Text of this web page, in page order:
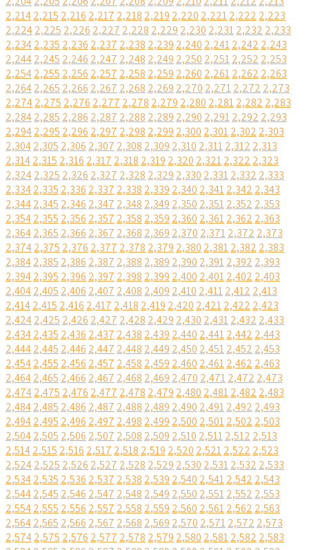
2,2142,215 2,216 2,217 2,218 2,219 2,220 2,2212,222 2,223
2,2242,225 2,226 2,227 2,228 2,229 2,230 2,2312,232 2,233
2,2342,235 2,236 2,237 2,238 2,239 2,240 2,2412,242 2,243
2,2442,245 2,246 2,247 2,248 2,249 2,250 2,2512,252 2,253
2,2542,255 2,256 2,257 2,258 2,259 2,260 2,2612,262 2,263
2,2642,265 2,266 2,267 2,268 2,269 2,270 2,2712,272 2,273
2,2742,275 2,276 2,277 2,278 2,279 2,280 2,2812,282 2,283
2,2842,285 2,286 2,287 2,288 2,289 2,290 2,2912,292 2,293
2,2942,295 2,296 2,297 2,298 2,299 2,300 2,3012,302 2,303
2,3042,305 2,306 2,307 2,308 2,309 2,310 2,3112,312 2,313
2,3142,315 2,316 2,317 2,318 2,319 2,320 2,3212,322 2,323
2,3242,325 2,326 2,327 2,328 2,329 2,330 2,3312,332 2,333
2,3342,335 2,336 2,337 2,338 2,339 2,340 2,3412,342 2,343
2,3442,345 2,346 2,347 2,348 2,349 2,350 2,3512,352 2,353
2,3542,355 2,356 2,357 2,358 2,359 2,360 2,3612,362 2,363
2,3642,365 2,366 2,367 2,368 2,369 2,370 2,3712,372 2,373
2,3742,375 2,376 2,377 2,378 2,379 2,380 2,3812,382 2,383
2,3842,385 2,386 2,387 2,388 2,389 2,390 2,3912,392 2,393
2,3942,395 2,396 2,397 2,398 2,399 2,400 2,4012,402 2,403
2,4042,405 2,406 2,407 2,408 2,409 2,410 2,4112,412 2,413
2,4142,415 2,416 2,417 2,418 2,419 2,420 2,4212,422 2,423
2,4242,425 2,426 2,427 2,428 2,429 2,430 2,4312,432 2,433
2,4342,435 2,436 2,437 2,438 2,439 2,440 2,4412,442 2,443
2,4442,445 2,446 2,447 2,448 2,449 2,450 2,4512,452 2,453
2,4542,455 2,456 2,457 2,458 2,459 2,460 2,4612,462 2,463
2,4642,465 2,466 2,467 2,468 2,469 2,470 2,4712,472 2,473
2,4742,475 2,476 2,477 2,478 2,479 2,480 2,4812,482 2,483
2,4842,485 2,486 2,487 2,488 2,489 2,490 2,4912,492 2,493
2,4942,495 2,496 2,497 2,498 2,499 2,500 2,5012,502 2,503
2,5042,505 2,506 2,507 2,508 2,509 2,510 2,5112,512 2,513
2,5142,515 2,516 2,517 2,518 2,519 2,520 2,5212,522 2,523
2,5242,525 2,526 2,527 2,528 2,529 2,530 2,5312,532 2,533
2,5342,535 2,536 2,537 2,538 2,539 2,540 2,5412,542 2,543
2,5442,545 2,546 2,547 2,548 2,549 2,550 2,5512,552 2,553
2,5542,555 2,556 2,557 2,558 2,559 2,560 2,5612,562 2,563
2,5642,565 2,566 2,567 2,568 2,569 2,570 2,5712,572 2,573
2,5742,575 2,576 2,577 2,578 2,579 2,580 2,5812,582 2,583